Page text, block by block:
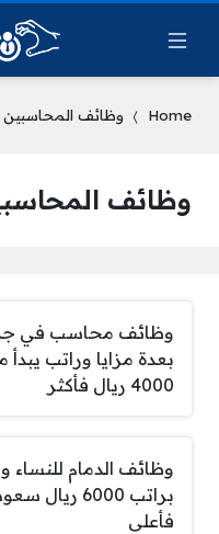
Home وظائف المحاسبين
وظائف
وظائف محاسب في
بعدة مزايا وراتب يبدأ
4000 ريال فأكثر
وظائف الدمام للنساء
براتب 6000 ريال
فأعلى